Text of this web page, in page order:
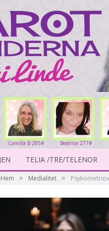
Beatrice 277#
Camilla B 285#
TELIA /TRE/TELENOR
Hem » Medialitet »